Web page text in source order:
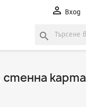
 Вход
search
карта